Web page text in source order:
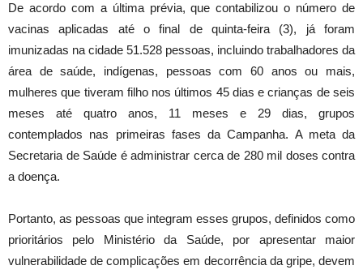
De acordo com a última prévia, que contabilizou o número de
vacinas aplicadas até o final de quinta-feira (3), já foram
imunizadas na cidade 51.528 pessoas, incluindo trabalhadores da
área de saúde, indígenas, pessoas com 60 anos ou mais,
mulheres que tiveram filho nos últimos 45 dias e crianças de seis
meses até quatro anos, 11 meses e 29 dias, grupos
contemplados nas primeiras fases da Campanha. A meta da
Secretaria de Saúde é administrar cerca de 280 mil doses contra
a doença.
Portanto, as pessoas que integram esses grupos, definidos como
prioritários pelo Ministério da Saúde, por apresentar maior
vulnerabilidade de complicações em decorrência da gripe, devem